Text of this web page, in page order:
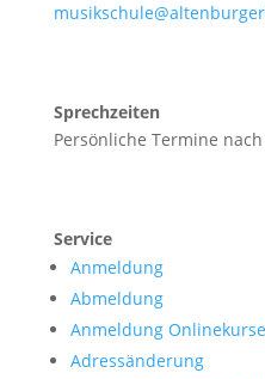
Sprechzeiten
Persönliche Termine
Service
Anmeldung
Abmeldung
Anmeldung Onlinekurse
Adressänderung